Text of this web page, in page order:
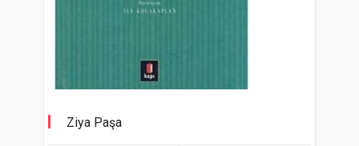
Ziya Paşa